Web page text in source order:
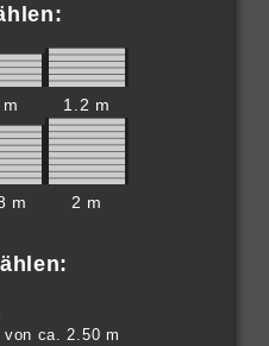
m 1.2 m
m 2 m
ca. 2.50 m